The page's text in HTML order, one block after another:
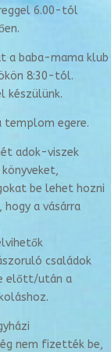
6.00-tól
a baba-mama klub
8:30-tól.
készülünk.
templom egere.
adok-viszek
be lehet hozni
a vásárra
családok
előtt/után a
nem fizették be,